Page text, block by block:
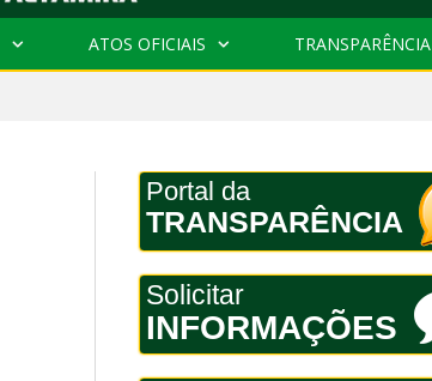
ATOS OFICIAIS TRANSPARÊNCIA
Portal da
TRANSPARÊNCIA
Solicitar
INFORMAÇÕES